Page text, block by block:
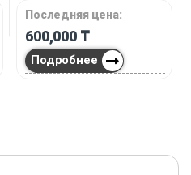
Последняя цена:
600,000 ₸
Подробнее